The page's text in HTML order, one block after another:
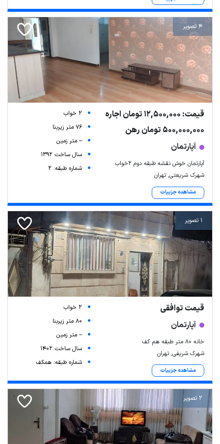
4 تصویر
قیمت: 12,500,000 تومان اجاره
500,000,000 تومان رهن
آپارتمان
آپارتمان خوش نقشه طبقه دوم 2خواب
شهرک شریعتی, تهران
مشاهده جزییات
2 خواب
76 متر زیربنا
-- متر زمین
سال ساخت 1392
شماره طبقه: 2
1 تصویر
قیمت توافقی
آپارتمان
خانه ۸۰ متر طبقه هم کف
شهرک شریفی, تهران
مشاهده جزییات
2 خواب
80 متر زیربنا
-- متر زمین
سال ساخت 1402
شماره طبقه: همکف
2 تصویر